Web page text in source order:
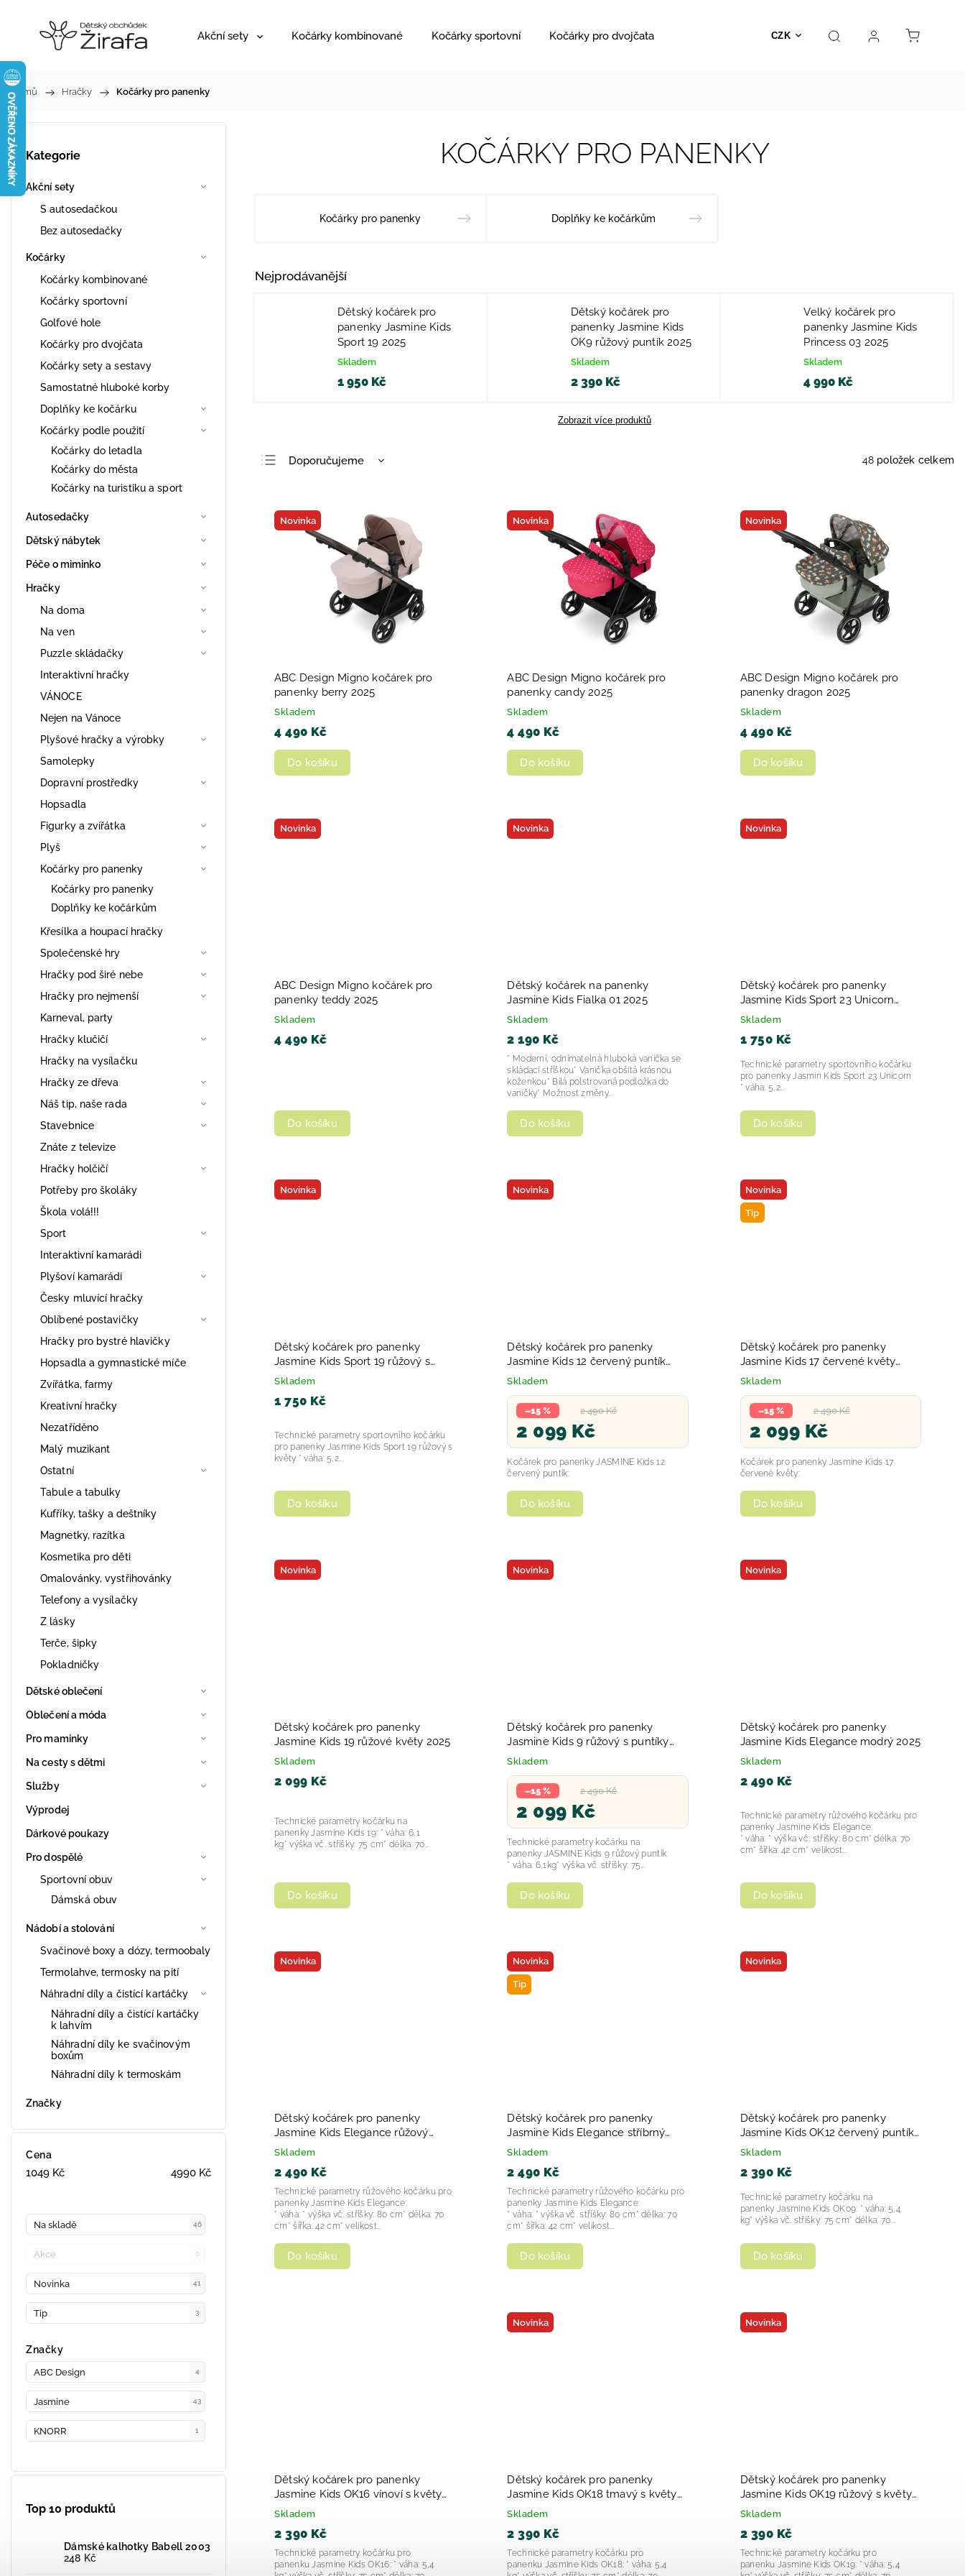
CZK
Akční sety Kočárky kombinované Kočárky sportovní Kočárky pro dvojčata Hračky Prodejna Kontakt
Domů / Hračky / Kočárky pro panenky
Kategorie
Akční sety
S autosedačkou
Bez autosedačky
Kočárky
Kočárky kombinované
Kočárky sportovní
Golfové hole
Kočárky pro dvojčata
Kočárky sety a sestavy
Samostatné hluboké korby
Doplňky ke kočárku
Kočárky podle použití
Kočárky do letadla
Kočárky do města
Kočárky na turistiku a sport
Autosedačky
Dětský nábytek
Péče o miminko
Hračky
Na doma
Na ven
Puzzle skládačky
Interaktivní hračky
VÁNOCE
Nejen na Vánoce
Plyšové hračky a výrobky
Samolepky
Dopravní prostředky
Hopsadla
Figurky a zvířátka
Plyš
Kočárky pro panenky
Kočárky pro panenky
Doplňky ke kočárkům
Křesílka a houpací hračky
Společenské hry
Hračky pod širé nebe
Hračky pro nejmenší
Karneval, party
Hračky klučičí
Hračky na vysílačku
Hračky ze dřeva
Náš tip, naše rada
Stavebnice
Znáte z televize
Hračky holčičí
Potřeby pro školáky
Škola volá!!!
Sport
Interaktivní kamarádi
Plyšoví kamarádi
Česky mluvící hračky
Oblíbené postavičky
Hračky pro bystré hlavičky
Hopsadla a gymnastické míče
Zvířátka, farmy
Kreativní hračky
Nezatříděno
Malý muzikant
Ostatní
Tabule a tabulky
Kufříky, tašky a deštníky
Magnetky, razítka
Kosmetika pro děti
Omalovánky, vystřihovánky
Telefony a vysílačky
Z lásky
Terče, šipky
Pokladničky
Dětské oblečení
Oblečení a móda
Pro maminky
Na cesty s dětmi
Služby
Výprodej
Dárkové poukazy
Pro dospělé
Sportovní obuv
Dámská obuv
Nádobí a stolování
Svačinové boxy a dózy, termoobaly
Termolahve, termosky na pití
Náhradní díly a čistící kartáčky
Náhradní díly a čistící kartáčky
k lahvím
Náhradní díly ke svačinovým
boxům
Náhradní díly k termoskám
Značky
Cena
1049 Kč 4990 Kč
Na skladě 46
Akce 0
Novinka 41
Tip 3
Značky
ABC Design 4
Jasmine 43
KNORR 1
Top 10 produktů
Dámské kalhotky Babell 2003
248 Kč
KOČÁRKY PRO PANENKY
Kočárky pro panenky Doplňky ke kočárkům
Nejprodávanější
Dětský kočárek pro
panenky Jasmine Kids
Sport 19 2025
Skladem
1 950 Kč
Dětský kočárek pro
panenky Jasmine Kids
OK9 růžový puntík 2025
Skladem
2 390 Kč
Velký kočárek pro
panenky Jasmine Kids
Princess 03 2025
Skladem
4 990 Kč
Zobrazit více produktů
Doporučujeme
Nejprodávanější
Abecedně
48 položek celkem
Novinka
ABC Design Migno kočárek pro
panenky berry 2025
Skladem
4 490 Kč
Do košíku
Novinka
ABC Design Migno kočárek pro
panenky candy 2025
Skladem
4 490 Kč
Do košíku
Novinka
ABC Design Migno kočárek pro
panenky dragon 2025
Skladem
4 490 Kč
Do košíku
Novinka
ABC Design Migno kočárek pro
panenky teddy 2025
Skladem
4 490 Kč
Do košíku
Novinka
Dětský kočárek na panenky
Jasmine Kids Fialka 01 2025
Skladem
2 190 Kč
Do košíku
* Moderní, odnímatelná hluboká vanička se
skládací stříškou* Vanička obšitá krásnou
koženkou* Bílá polstrovaná podložka do
vaničky* Možnost změny...
Novinka
Dětský kočárek pro panenky
Jasmine Kids Sport 23 Unicorn
2025
Skladem
1 750 Kč
Do košíku
Technické parametry sportovního kočárku
pro panenky Jasmin Kids Sport 23 Unicorn
* váha: 5,2...
Novinka
Dětský kočárek pro panenky
Jasmine Kids Sport 19 růžový s
květy 2025
Skladem
1 750 Kč
Do košíku
Technické parametry sportovního kočárku
pro panenky Jasmine Kids Sport 19 růžový s
květy * váha: 5,2...
Novinka
Dětský kočárek pro panenky
Jasmine Kids 12 červený puntík
2025
Skladem
2 490 Kč
–15 %
2 099 Kč
Do košíku
Kočárek pro panenky JASMINE Kids 12
červený puntík:
Novinka
Tip
Dětský kočárek pro panenky
Jasmine Kids 17 červené květy
2025
Skladem
2 490 Kč
–15 %
2 099 Kč
Do košíku
Kočárek pro panenky Jasmine Kids 17
červené květy:
Novinka
Dětský kočárek pro panenky
Jasmine Kids 19 růžové květy 2025
Skladem
2 099 Kč
Do košíku
Technické parametry kočárku na
panenky Jasmine Kids 19: * váha: 6,1
kg* výška vč. stříšky: 75 cm* délka: 70...
Novinka
Dětský kočárek pro panenky
Jasmine Kids 9 růžový s puntíky
2025
Skladem
2 490 Kč
–15 %
2 099 Kč
Do košíku
Technické parametry kočárku na
panenky JASMINE Kids 9 růžový puntík:
* váha: 6,1kg* výška vč. stříšky: 75...
Novinka
Dětský kočárek pro panenky
Jasmine Kids Elegance modrý 2025
Skladem
2 490 Kč
Do košíku
Technické parametry růžového kočárku pro
panenky Jasmine Kids Elegance:
* váha: * výška vč. stříšky: 80 cm* délka: 70
cm* šířka: 42 cm* velikost...
Novinka
Dětský kočárek pro panenky
Jasmine Kids Elegance růžový
2025
Skladem
2 490 Kč
Do košíku
Technické parametry růžového kočárku pro
panenky Jasmine Kids Elegance:
* váha: * výška vč. stříšky: 80 cm* délka: 70
cm* šířka: 42 cm* velikost...
Novinka
Tip
Dětský kočárek pro panenky
Jasmine Kids Elegance stříbrný
2025
Skladem
2 490 Kč
Do košíku
Technické parametry růžového kočárku pro
panenky Jasmine Kids Elegance:
* váha: * výška vč. stříšky: 80 cm* délka: 70
cm* šířka: 42 cm* velikost...
Novinka
Dětský kočárek pro panenky
Jasmine Kids OK12 červený puntík
2025
Skladem
2 390 Kč
Do košíku
Technické parametry kočárku na
panenky Jasmine Kids OK09: * váha: 5,4
kg* výška vč. stříšky: 75 cm* délka: 70...
Dětský kočárek pro panenky
Jasmine Kids OK16 vínoví s květy
2025
Skladem
2 390 Kč
Technické parametry kočárku pro
panenku Jasmine Kids OK16: * váha: 5,4
Novinka
Dětský kočárek pro panenky
Jasmine Kids OK18 tmavý s květy
2025
Skladem
2 390 Kč
Technické parametry kočárku pro
panenku Jasmine Kids OK18: * váha: 5,4
Novinka
Dětský kočárek pro panenky
Jasmine Kids OK19 růžový s květy
2025
Skladem
2 390 Kč
Technické parametry kočárku pro
panenku Jasmine Kids OK19: * váha: 5,4